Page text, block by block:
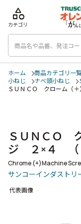
category
カテゴリ
ホーム 商品カテゴリ一
小ねじ
ナベ頭小ねじ
ＳＵＮＣＯ クローム（
ＳＵＮＣＯ
ジ ２×４ （
Chrome (+)Machine
サンコーインダストリ
代表画像